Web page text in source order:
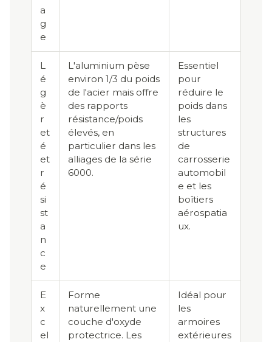
a
g
e
L
é
g
è
r
et
é
et
r
é
si
st
a
n
c
e
L'aluminium pèse
environ 1/3 du poids
de l'acier mais offre
des rapports
résistance/poids
élevés, en
particulier dans les
alliages de la série
6000.
Essentiel
pour
réduire le
poids dans
les
structures
de
carrosserie
automobil
e et les
boîtiers
aérospatia
ux.
E
x
c
el
Forme
naturellement une
couche d'oxyde
protectrice. Les
Idéal pour
les
armoires
extérieures